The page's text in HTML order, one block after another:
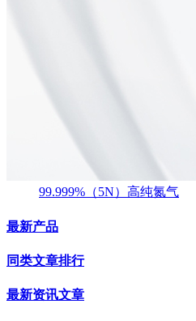
99.999%（5N）高纯氮气
最新产品
同类文章排行
最新资讯文章